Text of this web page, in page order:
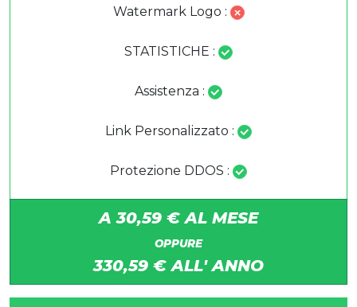
Watermark Logo :
STATISTICHE :
Assistenza :
Link Personalizzato :
Protezione DDOS :
A 30,59 € AL MESE
OPPURE
330,59 € ALL' ANNO